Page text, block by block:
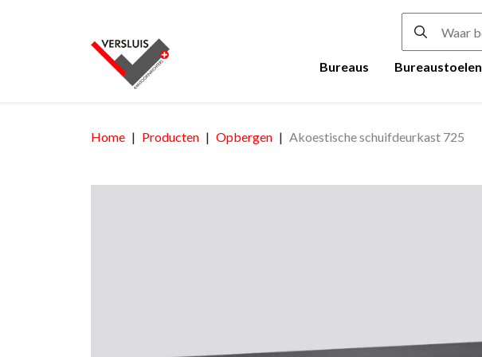
Bureaus Bureaustoelen
Home Producten Opbergen Akoestische schuifdeurkast 725